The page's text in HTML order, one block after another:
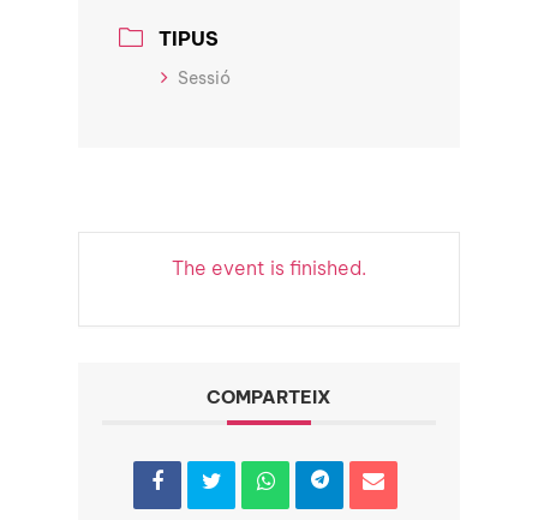
TIPUS
Sessió
The event is finished.
COMPARTEIX